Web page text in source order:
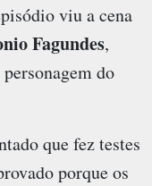
viu a cena
Fagundes,
do
que fez testes
porque os